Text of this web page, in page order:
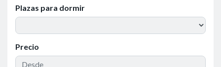
Plazas para dormir
Precio